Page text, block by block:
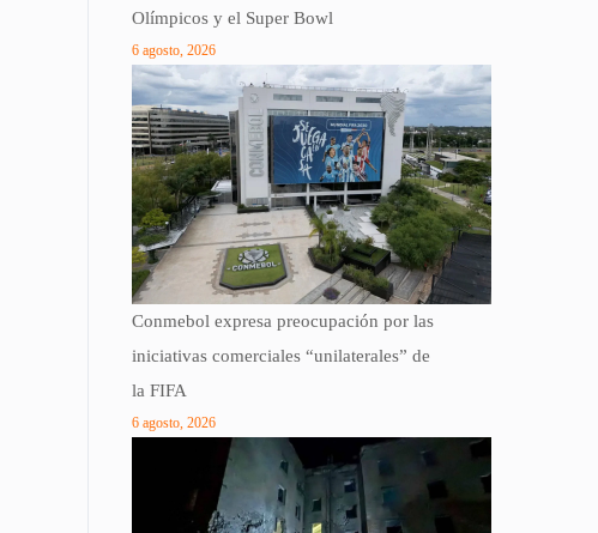
Olímpicos y el Super Bowl
6 agosto, 2026
Conmebol expresa preocupación por las
iniciativas comerciales “unilaterales” de
la FIFA
6 agosto, 2026